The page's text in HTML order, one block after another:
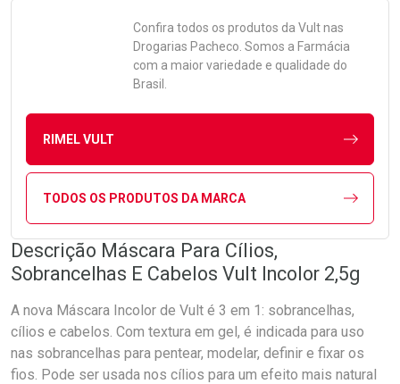
Confira todos os produtos da Vultnas
Drogarias Pacheco. Somos a Farmácia
com a maior variedade e qualidade do
Brasil.
RIMEL VULT
TODOS OS PRODUTOS DA MARCA
Descrição Máscara Para Cílios,
Sobrancelhas E Cabelos Vult Incolor 2,5g
A nova Máscara Incolor de Vult é 3 em 1: sobrancelhas,
cílios e cabelos. Com textura em gel, é indicada para uso
nas sobrancelhas para pentear, modelar, definir e fixar os
fios. Pode ser usada nos cílios para um efeito mais natural